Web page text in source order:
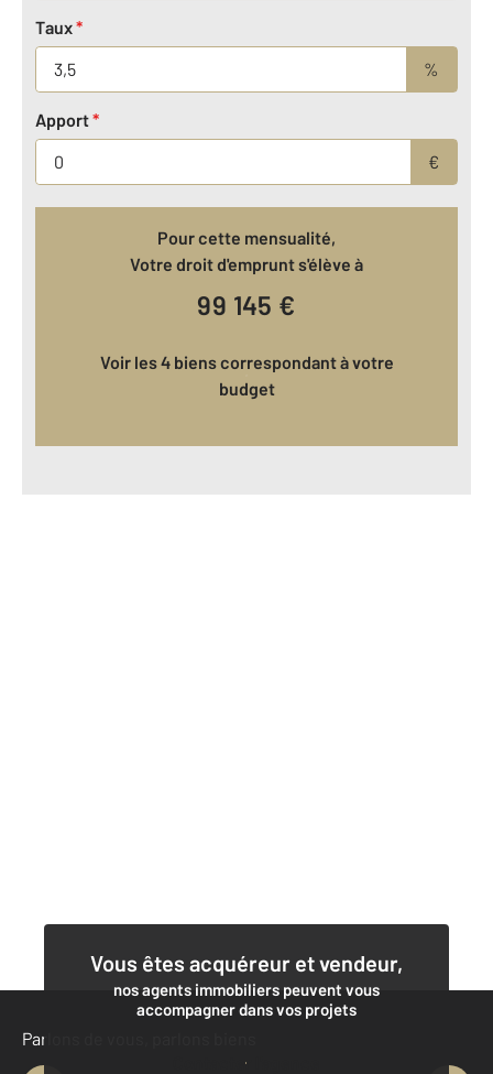
Taux*
%
Apport*
€
Pour cette mensualité,
Votre droit d'emprunt s'élève à
99 145 €
Voir les 4 biens correspondant à votre
budget
Vous êtes acquéreur et vendeur,
nos agents immobiliers peuvent vous
accompagner dans vos projets
Contacter l'agence
Parlons de vous, parlons biens